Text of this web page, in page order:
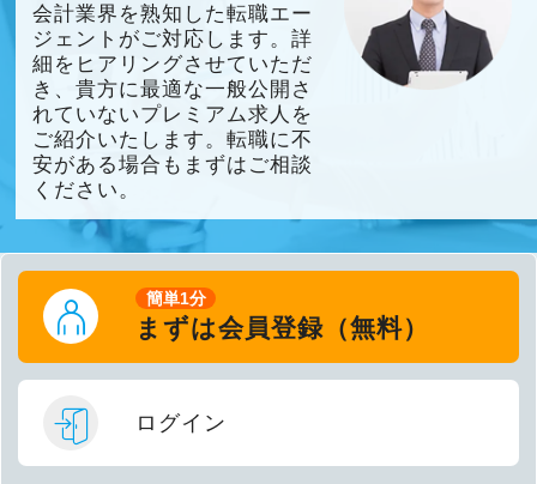
会計業界を熟知した転職エー
ジェントがご対応します。詳
細をヒアリングさせていただ
き、貴方に最適な一般公開さ
れていないプレミアム求人を
ご紹介いたします。転職に不
安がある場合もまずはご相談
ください。
簡単1分
まずは会員登録（無料）
ログイン